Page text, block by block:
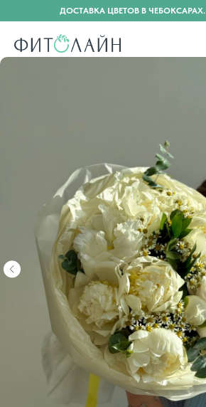
ДОСТАВКА ЦВЕТОВ В ЧЕБОКСАРАХ.